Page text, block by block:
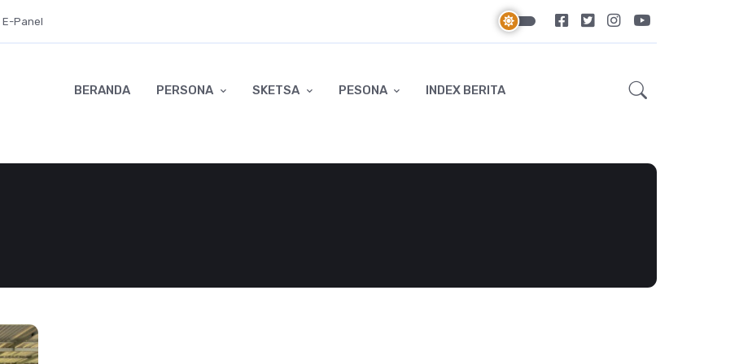
E-Panel
BERANDA PERSONA SKETSA PESONA INDEX BERITA